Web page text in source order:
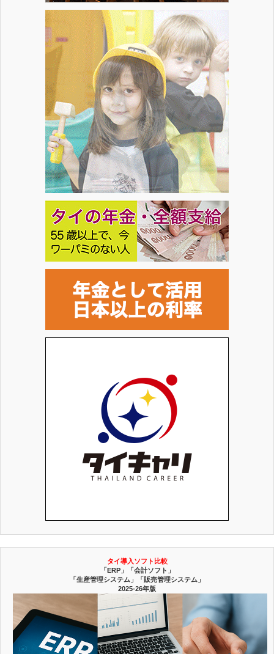
タイ導入ソフト比較
「ERP」「会計ソフト」
「生産管理システム」「販売管理システム」
2025-26年版